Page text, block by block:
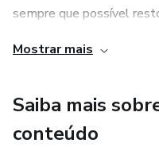
sempre que possível
jurisprudência
mais sólidos os
Administração promotora
Mostrar mais
Saiba mais
conteúdo